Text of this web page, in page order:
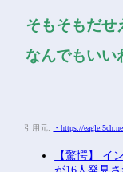
そもそもだせ
なんでもいい
引用元: ・https://
【驚愕】 イ